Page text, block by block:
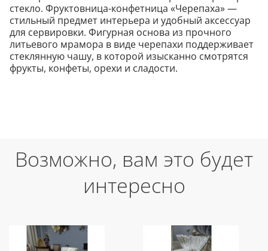
стекло. Фруктовница-конфетница «Черепаха» —
стильный предмет интерьера и удобный аксессуар
для сервировки. Фигурная основа из прочного
литьевого мрамора в виде черепахи поддерживает
стеклянную чашу, в которой изысканно смотрятся
фрукты, конфеты, орехи и сладости.
Возможно, вам это будет
интересно